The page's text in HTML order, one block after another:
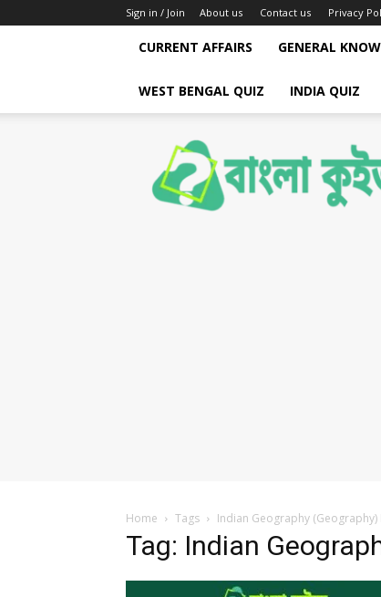
Sign in / Join About us Contact us Privacy
CURRENT AFFAIRS GENERAL
WEST BENGAL QUIZ INDIA QUIZ
Bengali
Quiz
Home Tags Indian Geography (Geography)
Tag: Indian